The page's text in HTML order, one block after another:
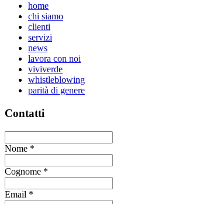
home
chi siamo
clienti
servizi
news
lavora con noi
viviverde
whistleblowing
parità di genere
Contatti
Nome *
Cognome *
Email *